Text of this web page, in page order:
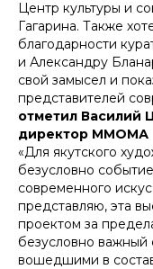
Центр культуры и
Гагарина. Также
благодарности
и Александру
свой замысел и
представителей
отметил Василий
директор ММОМА
«Для якутского
безусловно
современного
представляю, эта
проектом за
безусловно важный
вошедшими в